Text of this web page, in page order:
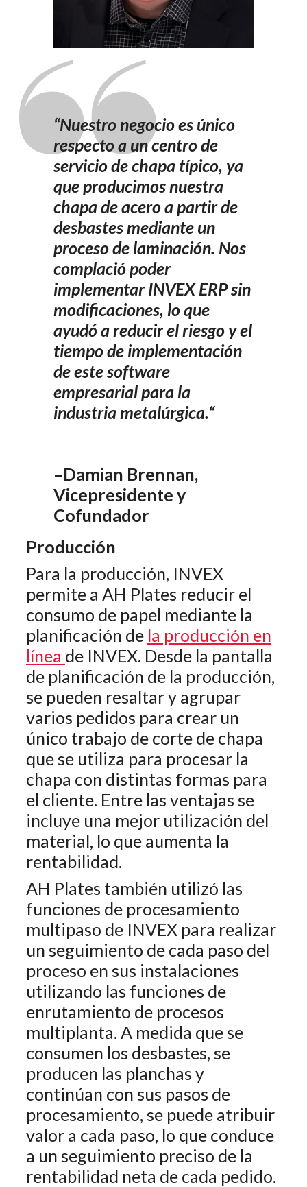
“Nuestro negocio es único
respecto a un centro de
servicio de chapa típico, ya
que producimos nuestra
chapa de acero a partir de
desbastes mediante un
proceso de laminación. Nos
complació poder
implementar INVEX ERP sin
modificaciones, lo que
ayudó a reducir el riesgo y el
tiempo de implementación
de este software
empresarial para la
industria metalúrgica.“
–Damian Brennan,
Vicepresidente y
Cofundador
Producción
Para la producción, INVEX
permite a AH Plates reducir el
consumo de papel mediante la
planificación de la producción en
línea de INVEX. Desde la pantalla
de planificación de la producción,
se pueden resaltar y agrupar
varios pedidos para crear un
único trabajo de corte de chapa
que se utiliza para procesar la
chapa con distintas formas para
el cliente. Entre las ventajas se
incluye una mejor utilización del
material, lo que aumenta la
rentabilidad.
AH Plates también utilizó las
funciones de procesamiento
multipaso de INVEX para realizar
un seguimiento de cada paso del
proceso en sus instalaciones
utilizando las funciones de
enrutamiento de procesos
multiplanta. A medida que se
consumen los desbastes, se
producen las planchas y
continúan con sus pasos de
procesamiento, se puede atribuir
valor a cada paso, lo que conduce
a un seguimiento preciso de la
rentabilidad neta de cada pedido.